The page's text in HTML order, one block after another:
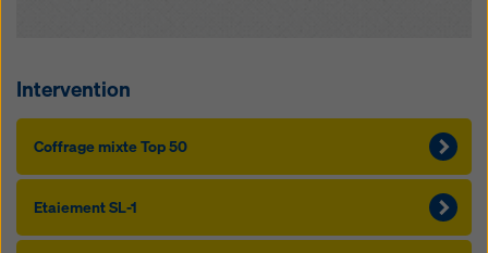
Intervention
Coffrage mixte Top 50
Etaiement SL-1